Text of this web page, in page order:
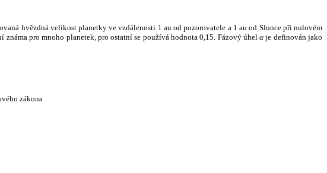
hvězdná velikost planetky ve vzdálenosti 1 au od pozorovatele a 1 au od Slunce při nulovém
známa pro mnoho planetek, pro ostatní se používá hodnota 0,15. Fázový úhelα je definován jako
zákona